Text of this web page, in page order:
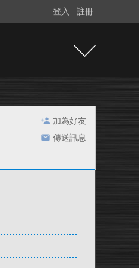
登入 註冊
加為好友
傳送訊息